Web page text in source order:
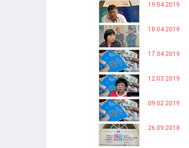
19.04.2019
18.04.2019
17.04.2019
12.03.2019
09.02.2019
26.09.2018